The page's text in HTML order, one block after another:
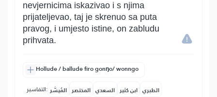
nevjernicima iskazivao i s njima
prijateljevao, taj je skrenuo sa puta
pravog, i umjesto istine, on zabludu
prihvata.
Hollude / ballude firo gonŋo/ wonngo
التفاسير: المُيسَّر المختصر السعدي ابن كثير الطبري